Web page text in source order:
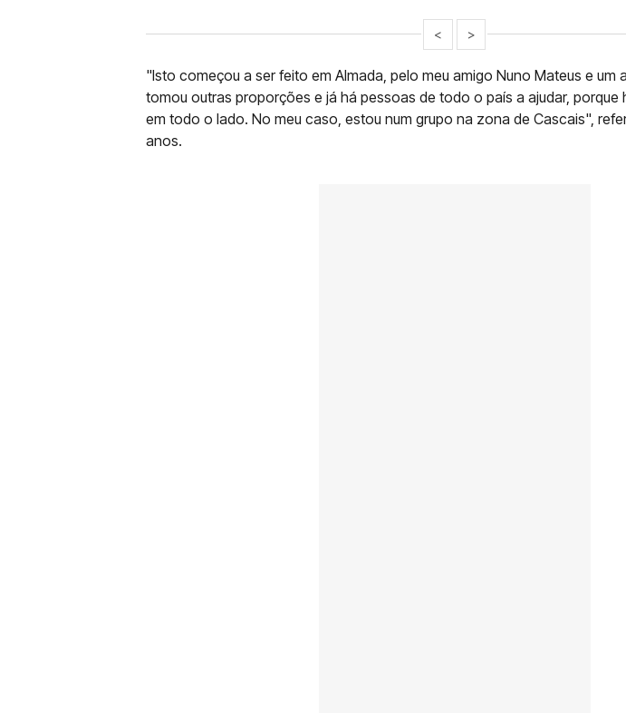
< >
"Isto começou a ser feito em Almada, pelo meu amigo Nuno Mateus e um
tomou outras proporções e já há pessoas de todo o país a ajudar, porque
em todo o lado. No meu caso, estou num grupo na zona de Cascais",
anos.